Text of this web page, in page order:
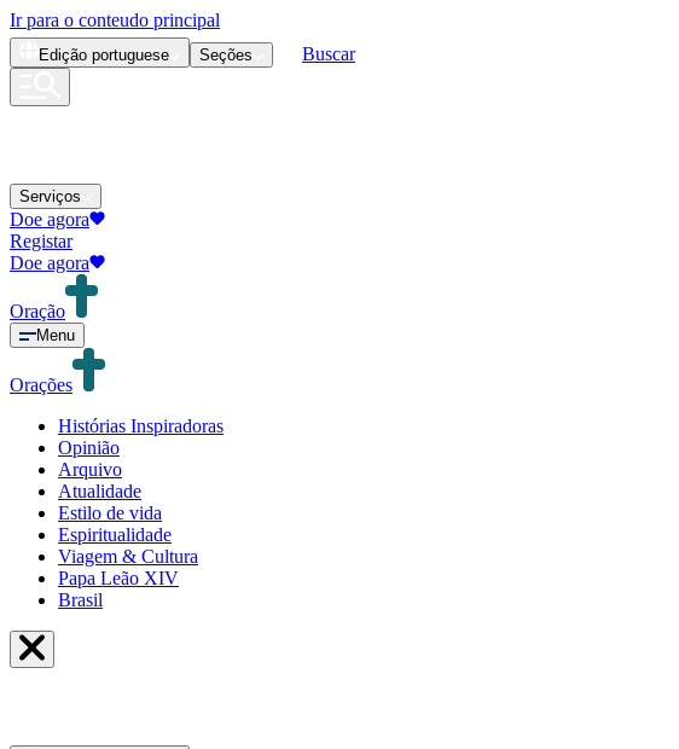
Ir para o conteudo principal
Edição portuguese Seções Buscar
Serviços
Doe agora
Registar
Doe agora
Oração
Menu
Orações
Histórias Inspiradoras
Opinião
Arquivo
Atualidade
Estilo de vida
Espiritualidade
Viagem & Cultura
Papa Leão XIV
Brasil